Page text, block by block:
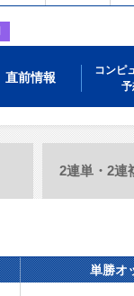
直前情報
コンピ
予
2連単・2連
単勝オ